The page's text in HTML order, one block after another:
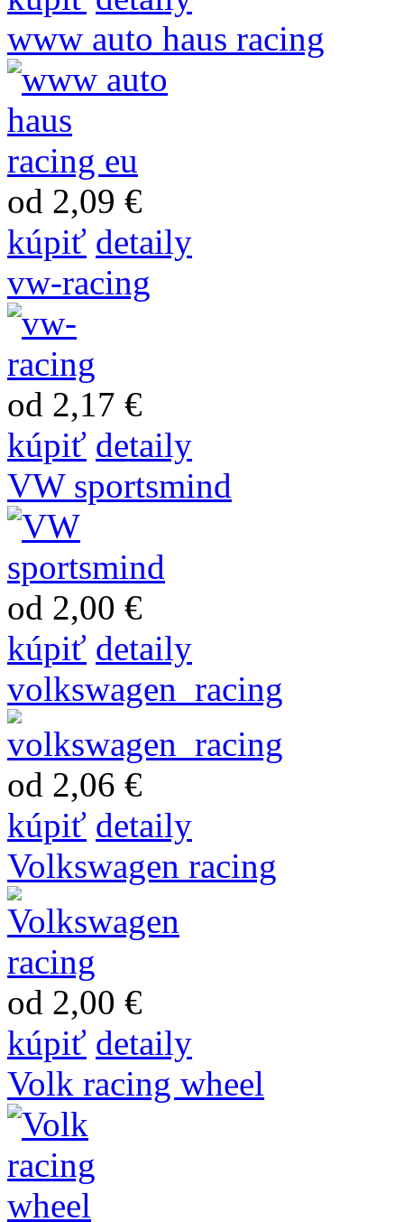
www auto haus racing
od 2,09 €
kúpiť detaily
vw-racing
od 2,17 €
kúpiť detaily
VW sportsmind
od 2,00 €
kúpiť detaily
volkswagen_racing
od 2,06 €
kúpiť detaily
Volkswagen racing
od 2,00 €
kúpiť detaily
Volk racing wheel